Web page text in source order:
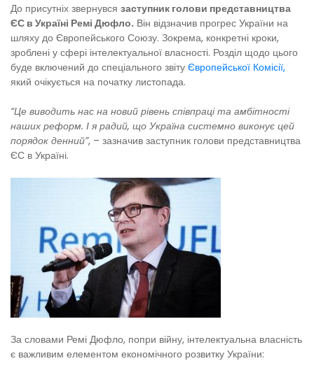
До присутніх звернувся заступник голови представництва
ЄС в Україні Ремі Дюфло. Він відзначив прогрес України на
шляху до Європейського Союзу. Зокрема, конкретні кроки,
зроблені у сфері інтелектуальної власності. Розділ щодо цього
буде включений до спеціального звіту Європейської Комісії,
який очікується на початку листопада.
“Це виводить нас на новий рівень співпраці та амбітності
наших реформ. І я радий, що Україна системно виконує цей
порядок денний”, – зазначив заступник голови представництва
ЄС в Україні.
За словами Ремі Дюфло, попри війну, інтелектуальна власність
є важливим елементом економічного розвитку України: